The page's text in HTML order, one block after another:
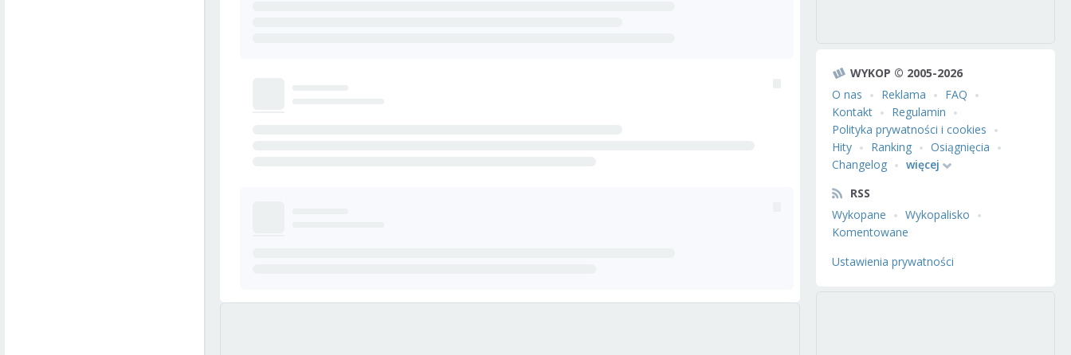
WYKOP © 2005-2026
O nas
Reklama
FAQ
Kontakt
Regulamin
Polityka prywatności i cookies
Hity
Ranking
Osiągnięcia
Changelog
więcej
RSS
Wykopane
Wykopalisko
Komentowane
Ustawienia prywatności